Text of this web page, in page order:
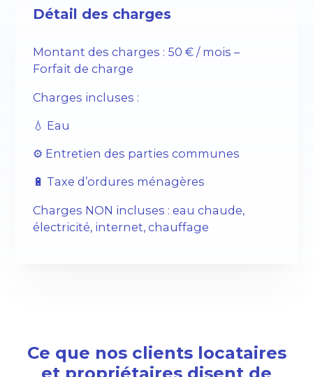
Détail des charges
Montant des charges : 50 € / mois –
Forfait de charge
Charges incluses :
💧 Eau
⚙️ Entretien des parties communes
🔋 Taxe d’ordures ménagères
Charges NON incluses : eau chaude,
électricité, internet, chauffage
Ce que nos clients locataires